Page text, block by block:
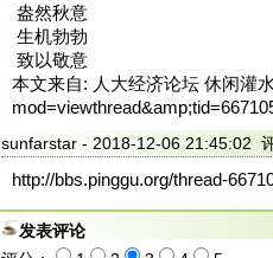
盎然秋意
生机勃勃
致以敬意
本文来自: 人大经济论坛 休闲灌
sunfarstar - 2018-12-06
http://bbs.pinggu.org/thread-
发表评论